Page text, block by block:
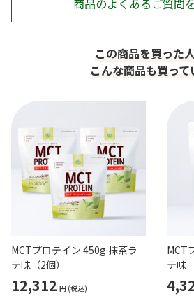
商品のよくあるご質問
この商品を買った人
こんな商品も買って
MCTプロテイン 450g 抹茶ラ
テ味（2個）
12,312 円 (税込)
MCT
テ味